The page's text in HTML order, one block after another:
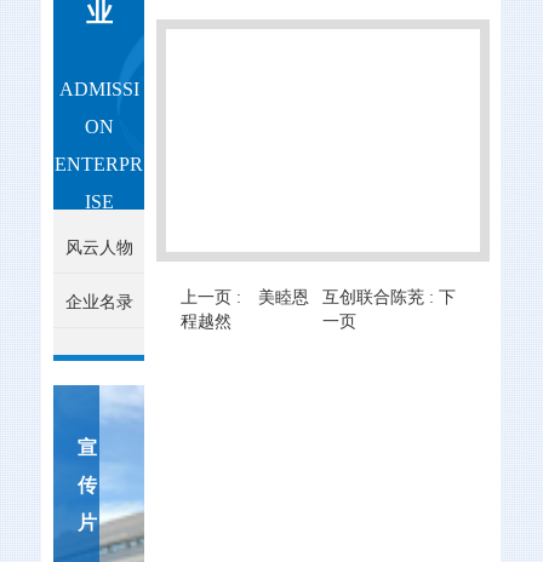
业
ADMISSI
ON
ENTERPR
ISE
风云人物
企业名录
宣
传
片
上一页 :
美睦恩
程越然
互创联合陈茺 :下
一页